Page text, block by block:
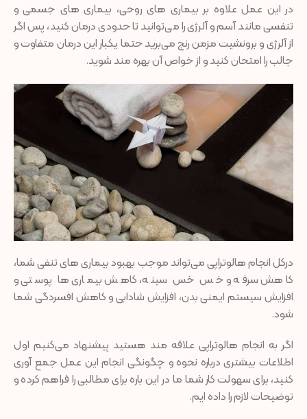
در این عمل علاوه بر بیماری های روحی، بیماری های جسمی و
تنفسی مانند آسم و آلرژی را می‌توانید تا حدودی درمان کنید، پس اگر
از آلرژی و برونشیت مزمن رنج می‌برید حتما یکبار این درمان متفاوت و
جالب را امتحان کنید و از خواص آن بهره‌ مند شوید.
درکل انجام هالوتراپی می‌تواند موجب بهبود بیماری های تنفی شما،
کاهش سرفه و خس خس سینه، کاهش بیماری ها پوستی و
افزایش سیستم ایمنی بدن، افزایش شادابی و کاهش افسردگی شما
شود.
اگر به انجام هالوتراپی علاقه مند هستید پیشنهاد می‌کنیم اول
اطلاعات بیشتری درباره نحوه و چگونگی انجام این عمل جمع آوری
کنید، برای سهولت کار شما ما در این باره برای مطالبی را فراهم کرده و
توضیحات لازم را داده ایم.